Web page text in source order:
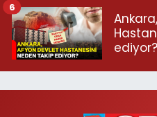
ediyor?
6